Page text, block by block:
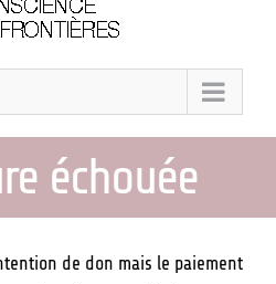
échouée
de don mais le paiement